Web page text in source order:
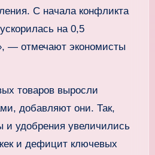
С начала конфликта
на 0,5
— отмечают экономисты
товаров выросли
добавляют они. Так,
и удобрения увеличились
и дефицит ключевых